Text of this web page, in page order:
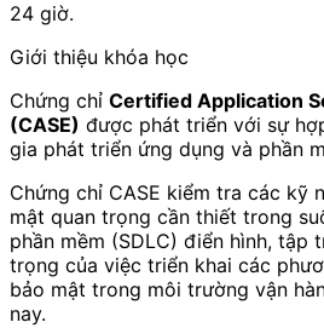
24 giờ.
Giới thiệu khóa học
Chứng chỉ Certified Application
(CASE) được phát triển với sự
gia phát triển ứng dụng và phần
Chứng chỉ CASE kiểm tra các kỹ
mật quan trọng cần thiết trong
phần mềm (SDLC) điển hình, tập
trọng của việc triển khai các
bảo mật trong môi trường vận
nay.